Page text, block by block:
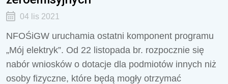
04 lis 2021
NFOŚiGW uruchamia ostatni komponent programu
„Mój elektryk”. Od 22 listopada br. rozpocznie się
nabór wniosków o dotacje dla podmiotów innych niż
osoby fizyczne, które będą mogły otrzymać